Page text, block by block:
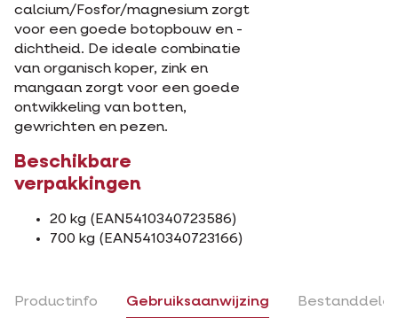
calcium/Fosfor/magnesium zorgt
voor een goede botopbouw en -
dichtheid. De ideale combinatie
van organisch koper, zink en
mangaan zorgt voor een goede
ontwikkeling van botten,
gewrichten en pezen.
Beschikbare
verpakkingen
20 kg (EAN5410340723586)
700 kg (EAN5410340723166)
Productinfo Gebruiksaanwijzing